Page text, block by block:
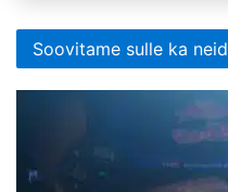
Soovitame sulle ka neid